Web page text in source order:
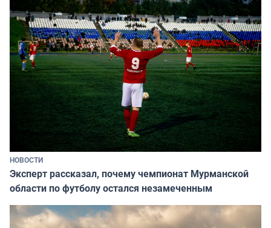
НОВОСТИ
Эксперт рассказал, почему чемпионат Мурманской
области по футболу остался незамеченным